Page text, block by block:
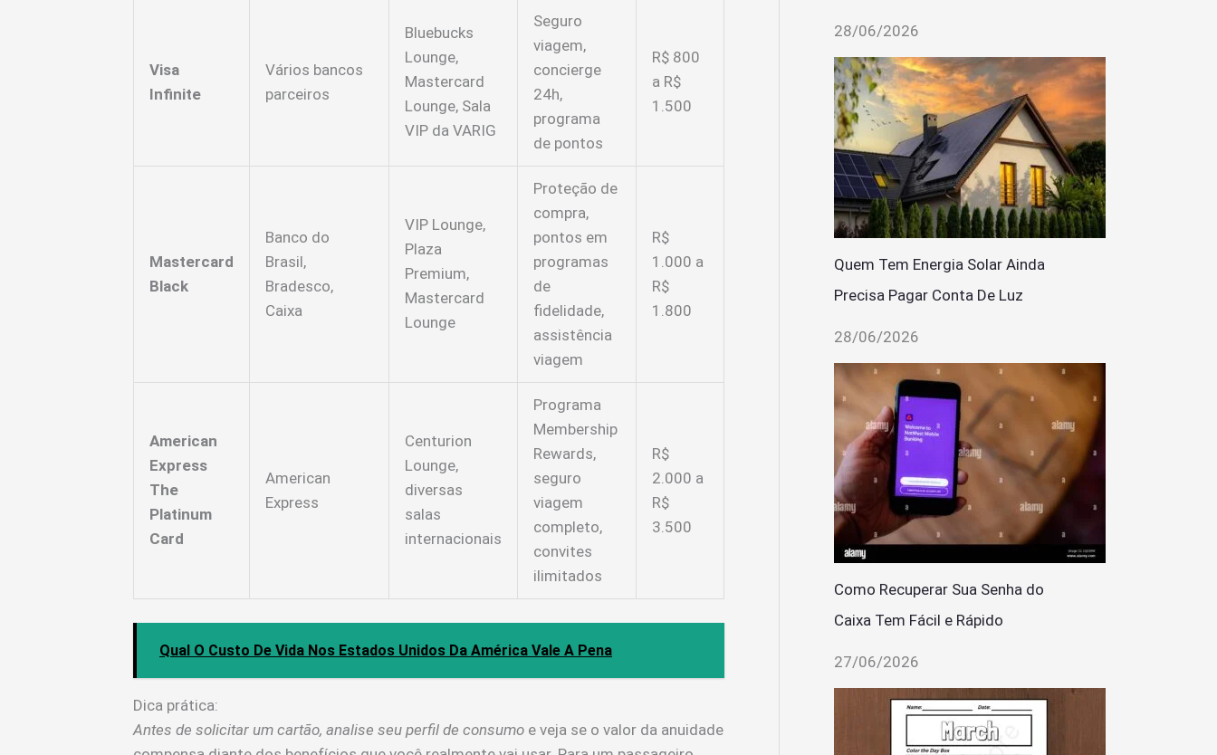
Visa
Infinite
Vários bancos
parceiros
Bluebucks
Lounge,
Mastercard
Lounge, Sala
VIP da VARIG
Seguro
viagem,
concierge
24h,
programa
de pontos
R$ 800
a R$
1.500
Mastercard
Black
Banco do
Brasil,
Bradesco,
Caixa
VIP Lounge,
Plaza
Premium,
Mastercard
Lounge
Proteção de
compra,
pontos em
programas
de
fidelidade,
assistência
viagem
R$
1.000 a
R$
1.800
American
Express
The
Platinum
Card
American
Express
Centurion
Lounge,
diversas
salas
internacionais
Programa
Membership
Rewards,
seguro
viagem
completo,
convites
ilimitados
R$
2.000 a
R$
3.500
Qual O Custo De Vida Nos Estados Unidos Da América Vale A Pena
Dica prática:
Antes de solicitar um cartão, analise seu perfil de consumo e veja se o valor da anuidade
28/06/2026
Quem Tem Energia Solar Ainda
Precisa Pagar Conta De Luz
28/06/2026
Como Recuperar Sua Senha do
Caixa Tem Fácil e Rápido
27/06/2026